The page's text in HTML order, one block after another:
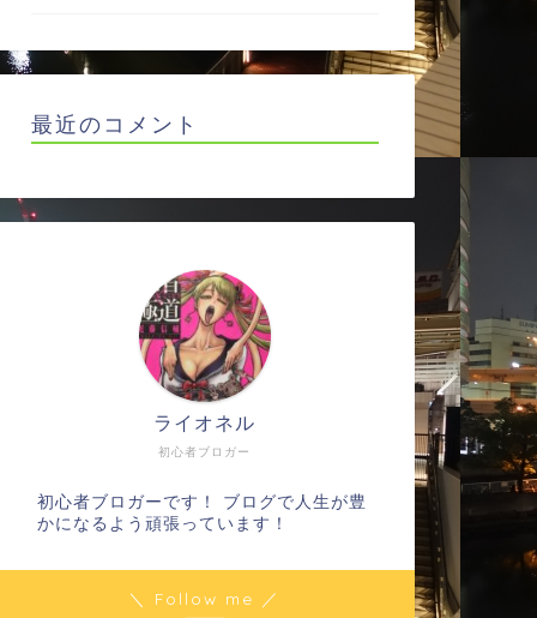
最近のコメント
初心者ブロガー
ライオネル
初心者ブロガーです！ ブログで人生が豊
かになるよう頑張っています！
＼ Follow me ／